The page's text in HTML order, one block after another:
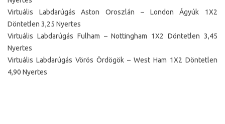
Virtuális Labdarúgás Aston Oroszlán – London Ágyúk 1X2
Döntetlen 3,25 Nyertes
Virtuális Labdarúgás Fulham – Nottingham 1X2 Döntetlen 3,45
Nyertes
Virtuális Labdarúgás Vörös Ördögök – West Ham 1X2 Döntetlen
4,90 Nyertes